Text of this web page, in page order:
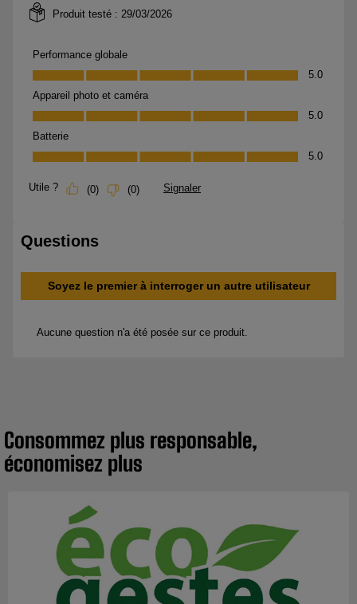
Consommez plus responsable,
économisez plus